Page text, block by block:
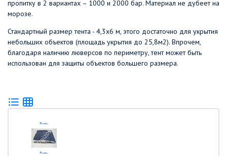
пропитку в 2 вариантах – 1000 и 2000 бар. Материал не дубеет на
морозе.
Стандартный размер тента - 4,3х6 м, этого достаточно для укрытия
небольших объектов (площадь укрытия до 25,8м2). Впрочем,
благодаря наличию люверсов по периметру, тент может быть
использован для защиты объектов большего размера.